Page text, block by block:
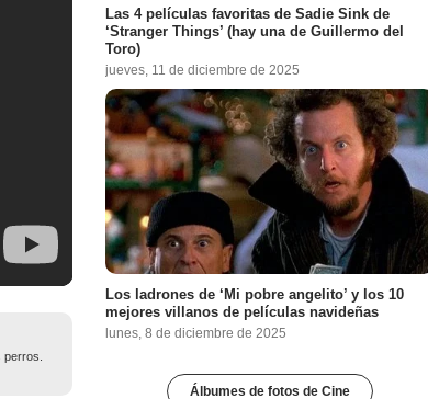
Las 4 películas favoritas de Sadie Sink de
‘Stranger Things’ (hay una de Guillermo del
Toro)
jueves, 11 de diciembre de 2025
Los ladrones de ‘Mi pobre angelito’ y los 10
mejores villanos de películas navideñas
lunes, 8 de diciembre de 2025
Álbumes de fotos de Cine